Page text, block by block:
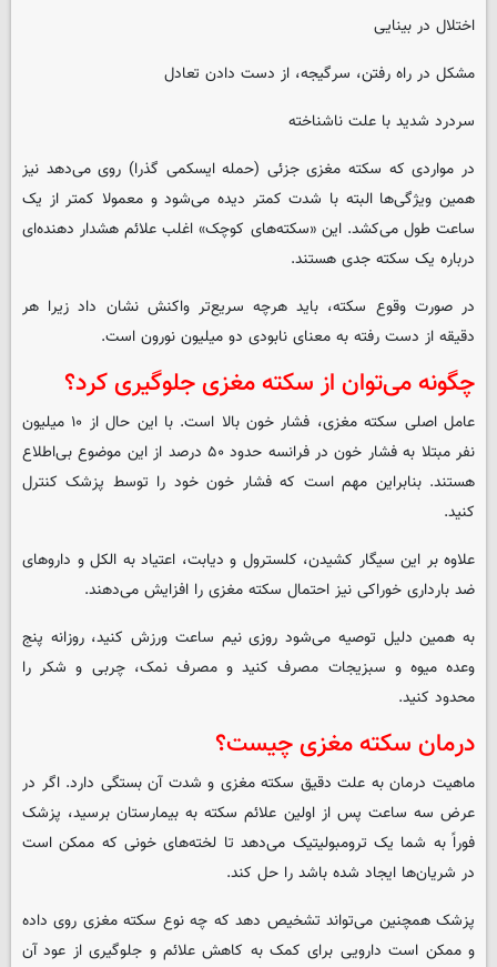
اختلال در بینایی
مشکل در راه رفتن، سرگیجه، از دست دادن تعادل
سردرد شدید با علت ناشناخته
در مواردی که سکته مغزی جزئی (حمله ایسکمی گذرا) روی می‌دهد نیز
همین ویژگی‌ها البته با شدت کمتر دیده می‌شود و معمولا کمتر از یک
ساعت طول می‌کشد. این «سکته‌های کوچک» اغلب علائم هشدار دهنده‌ای
درباره یک سکته جدی هستند.
در صورت وقوع سکته، باید هرچه سریع‌تر واکنش نشان داد زیرا هر
دقیقه از دست رفته به معنای نابودی دو میلیون نورون است.
چگونه می‌توان از سکته مغزی جلوگیری کرد؟
عامل اصلی سکته مغزی، فشار خون بالا است. با این حال از ۱۰ میلیون
نفر مبتلا به فشار خون در فرانسه حدود ۵۰ درصد از این موضوع بی‌اطلاع
هستند. بنابراین مهم است که فشار خون خود را توسط پزشک کنترل
کنید.
علاوه بر این سیگار کشیدن، کلسترول و دیابت، اعتیاد به الکل و داروهای
ضد بارداری خوراکی نیز احتمال سکته مغزی را افزایش می‌دهند.
به همین دلیل توصیه می‌شود روزی نیم ساعت ورزش کنید، روزانه پنج
وعده میوه و سبزیجات مصرف کنید و مصرف نمک، چربی و شکر را
محدود کنید.
درمان سکته مغزی چیست؟
ماهیت درمان به علت دقیق سکته مغزی و شدت آن بستگی دارد. اگر در
عرض سه ساعت پس از اولین علائم سکته به بیمارستان برسید، پزشک
فوراً به شما یک ترومبولیتیک می‌دهد تا لخته‌های خونی که ممکن است
در شریان‌ها ایجاد شده باشد را حل کند.
پزشک همچنین می‌تواند تشخیص دهد که چه نوع سکته مغزی روی داده
و ممکن است دارویی برای کمک به کاهش علائم و جلوگیری از عود آن